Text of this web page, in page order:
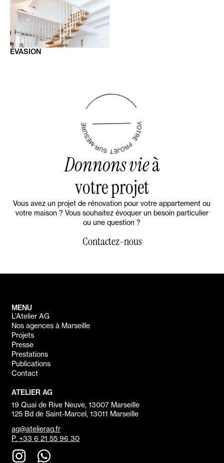
ÉVASION
Donnons vieà
votre projet
Vous avez un projet de rénovation pour votre appartement ou
votre maison ? Vous souhaitez évoquer un besoin particulier
ou une question ?
Contactez-nous
ATELIER AG
19 Quai de Rive Neuve, 13007 Marseille
125 Bd de Saint-Marcel, 13011 Marseille
ag@atelierag.fr
P. +33 6 21 55 96 30
MENU
L’Atelier AG
Nos agences à Marseille
Projets
Presse
Prestations
Publications
Contact